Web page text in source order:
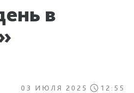
в
03 ИЮЛЯ 2025 12:55